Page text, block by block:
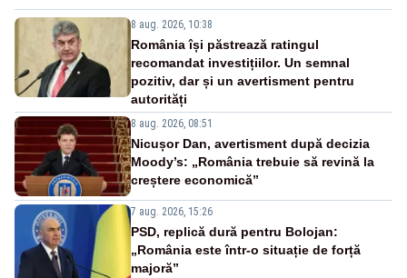
8 aug. 2026, 10:38
România își păstrează ratingul
recomandat investițiilor. Un semnal
pozitiv, dar și un avertisment pentru
autorități
8 aug. 2026, 08:51
Nicușor Dan, avertisment după decizia
Moody’s: „România trebuie să revină la
creștere economică”
7 aug. 2026, 15:26
PSD, replică dură pentru Bolojan:
„România este într-o situație de forță
majoră”